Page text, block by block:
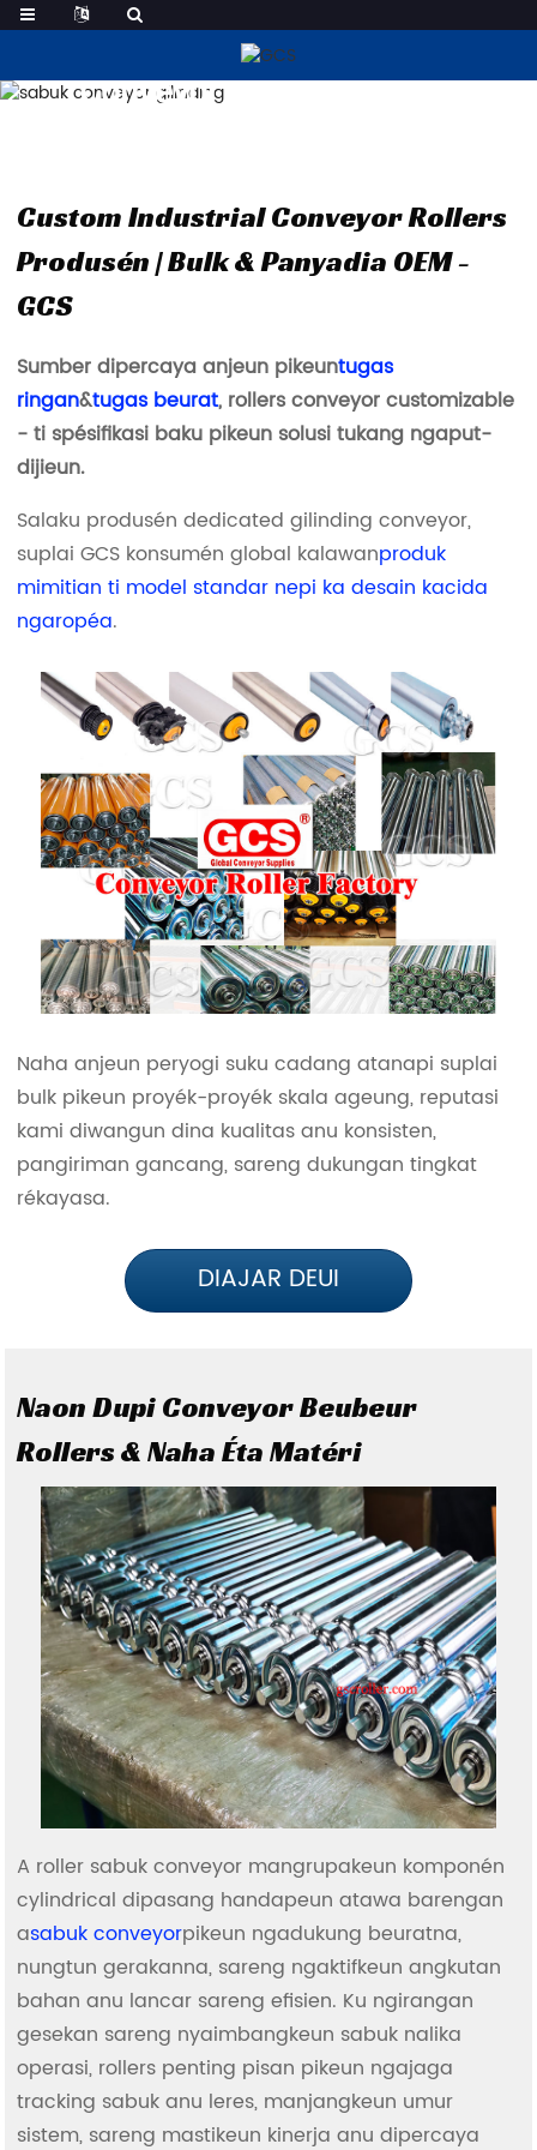
Conveyor Beubeur Rollers
Custom Industrial Conveyor Rollers
Produsén | Bulk & Panyadia OEM -
GCS
Sumber dipercaya anjeun pikeuntugas
ringan&tugas beurat, rollers conveyor customizable
- ti spésifikasi baku pikeun solusi tukang ngaput-
dijieun.
Salaku produsén dedicated gilinding conveyor,
suplai GCS konsumén global kalawanproduk
mimitian ti model standar nepi ka desain kacida
ngaropéa.
Naha anjeun peryogi suku cadang atanapi suplai
bulk pikeun proyék-proyék skala ageung, reputasi
kami diwangun dina kualitas anu konsisten,
pangiriman gancang, sareng dukungan tingkat
rékayasa.
DIAJAR DEUI
Naon Dupi Conveyor Beubeur
Rollers & Naha Éta Matéri
A roller sabuk conveyor mangrupakeun komponén
cylindrical dipasang handapeun atawa barengan
asabuk conveyorpikeun ngadukung beuratna,
nungtun gerakanna, sareng ngaktifkeun angkutan
bahan anu lancar sareng efisien. Ku ngirangan
gesekan sareng nyaimbangkeun sabuk nalika
operasi, rollers penting pisan pikeun ngajaga
tracking sabuk anu leres, manjangkeun umur
sistem, sareng mastikeun kinerja anu dipercaya